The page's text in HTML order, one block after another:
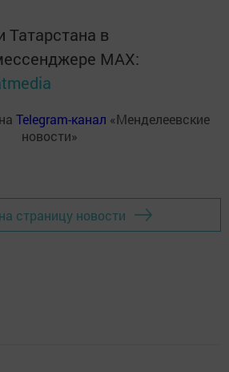
Татарстана в
MАХ:
Telegram-канал «Менделеевские
новости»
страницу новости